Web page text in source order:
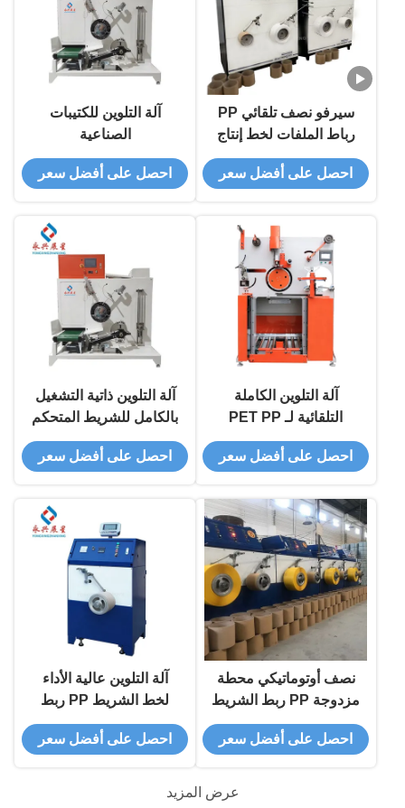
سيرفو نصف تلقائي PP
رباط الملفات لخط إنتاج
PP رباط
احصل على أفضل سعر
آلة التلوين للكتيبات
الصناعية
احصل على أفضل سعر
آلة التلوين الكاملة
التلقائية لـ PET PP
احصل على أفضل سعر
آلة التلوين ذاتية التشغيل
بالكامل للشريط المتحكم
به PLC
احصل على أفضل سعر
نصف أوتوماتيكي محطة
مزدوجة PP ربط الشريط
آلة التلف
احصل على أفضل سعر
آلة التلوين عالية الأداء
لخط الشريط PP ربط
الشريط
احصل على أفضل سعر
عرض المزيد